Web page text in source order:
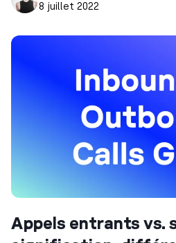
8 juillet 2022
Appels entrants vs.